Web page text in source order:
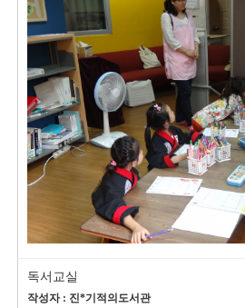
독서교실
작성자 : 진*기적의도서관